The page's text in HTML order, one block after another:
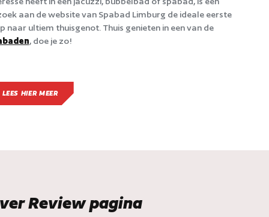
aan de website van Spabad Limburg de ideale eerste
naar ultiem thuisgenot. Thuis genieten in een van de
, doe je zo!
LEES HIER MEER
Review pagina